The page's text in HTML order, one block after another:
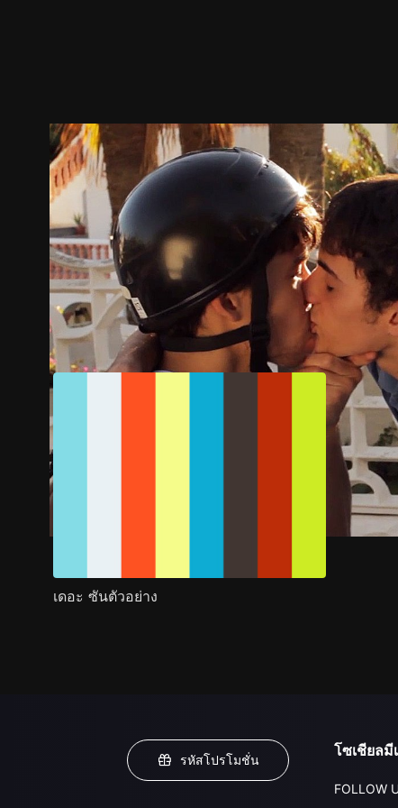
ตัวอย่าง ภาพนิ่ง เนื้อหาที่แนะนำ รายละเอียด
เดอะ ซันตัวอย่าง
รหัสโปรโมชั่น
โซเชียลมี
FOLLOW